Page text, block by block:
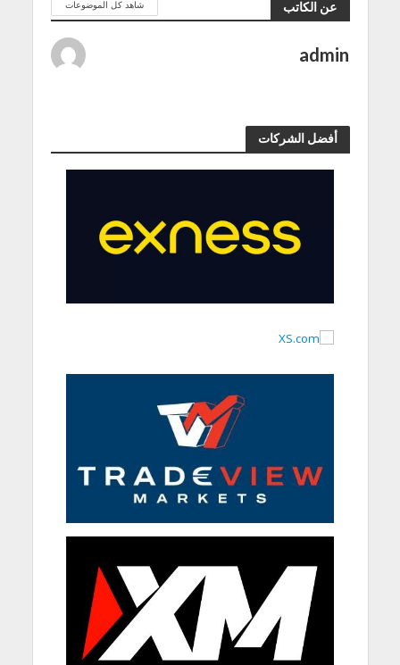
عن الكاتب شاهد كل الموضوعات
admin
أفضل الشركات